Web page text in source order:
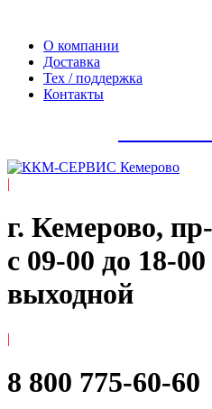
О компании
Доставка
Тех / поддержка
Контакты
|
г. Кемерово,
с 09-00 до 18-
выходной
|
8 800 775-60-60